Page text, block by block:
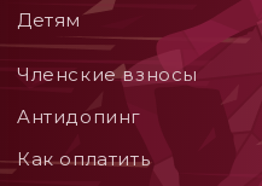
Детям
Членские взносы
Aнтидопинг
Как оплатить